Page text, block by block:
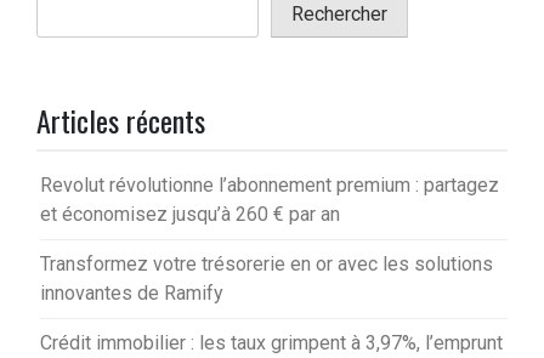
Rechercher
Articles récents
Revolut révolutionne l’abonnement premium : partagez
et économisez jusqu’à 260 € par an
Transformez votre trésorerie en or avec les solutions
innovantes de Ramify
Crédit immobilier : les taux grimpent à 3,97%, l’emprunt